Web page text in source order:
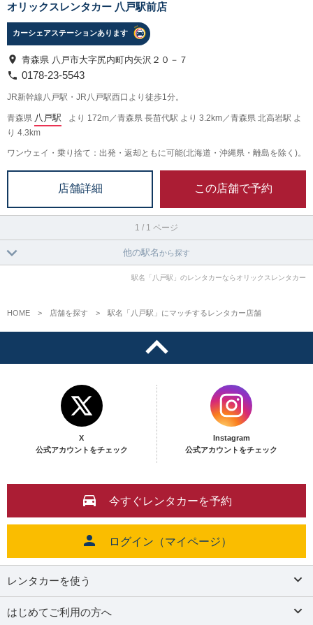
オリックスレンタカー 八戸駅前店
カーシェアステーションあります
青森県 八戸市大字尻内町内矢沢２０－７
0178-23-5543
JR新幹線八戸駅・JR八戸駅西口より徒歩1分。
青森県 八戸駅
より 172m／青森県 長苗代駅 より 3.2km／青森県 北高岩駅 よ
り 4.3km
ワンウェイ・乗り捨て：出発・返却ともに可能(北海道・沖縄県・離島を除く)。
店舗詳細 この店舗で予約
1 / 1 ページ
他の駅名から探す
駅名「八戸駅」のレンタカーならオリックスレンタカー
HOME 店舗を探す 駅名「八戸駅」にマッチするレンタカー店舗
X
公式アカウントをチェック
Instagram
公式アカウントをチェック
今すぐレンタカーを予約
ログイン（マイページ）
レンタカーを使う
はじめてご利用の方へ